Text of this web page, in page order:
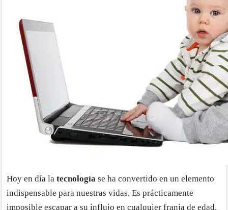
Hoy en día latecnología se ha convertido en un elemento
indispensable para nuestras vidas. Es prácticamente
imposible escapar a su influjo en cualquier franja de edad.